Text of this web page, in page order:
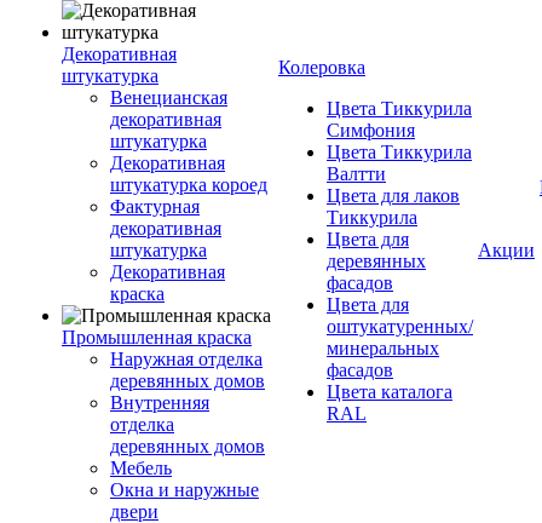
Декоративная
штукатурка
Венецианская
декоративная
штукатурка
Декоративная
штукатурка короед
Фактурная
декоративная
штукатурка
Декоративная
краска
Промышленная краска
Наружная отделка
деревянных домов
Внутренняя
отделка
деревянных домов
Мебель
Окна и наружные
двери
Колеровка
Цвета Тиккурила
Симфония
Цвета Тиккурила
Валтти
Цвета для лаков
Тиккурила
Цвета для
деревянных
фасадов
Цвета для
оштукатуренных/
минеральных
фасадов
Цвета каталога
RAL
Акции